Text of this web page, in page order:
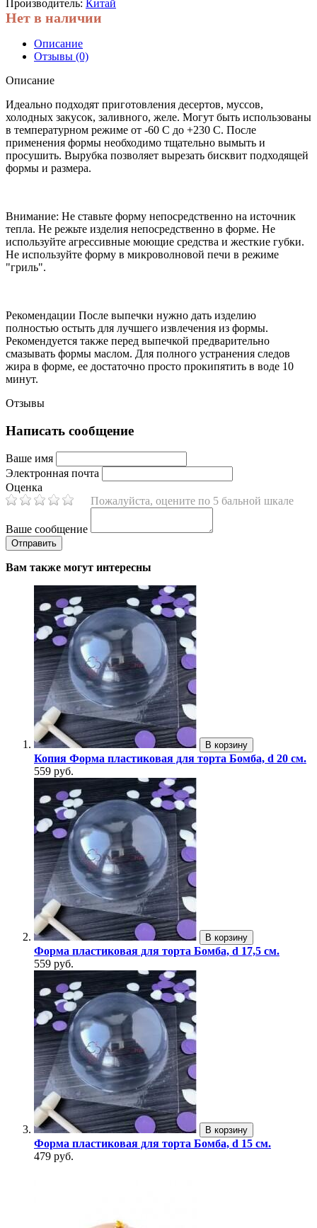
Производитель: Китай
Нет в наличии
Описание
Отзывы (0)
Описание
Идеально подходят приготовления десертов, муссов,
холодных закусок, заливного, желе. Могут быть использованы
в температурном режиме от -60 С до +230 С. После
применения формы необходимо тщательно вымыть и
просушить. Вырубка позволяет вырезать бисквит подходящей
формы и размера.
Внимание: Не ставьте форму непосредственно на источник
тепла. Не режьте изделия непосредственно в форме. Не
используйте агрессивные моющие средства и жесткие губки.
Не используйте форму в микроволновой печи в режиме
"гриль".
Рекомендации После выпечки нужно дать изделию
полностью остыть для лучшего извлечения из формы.
Рекомендуется также перед выпечкой предварительно
смазывать формы маслом. Для полного устранения следов
жира в форме, ее достаточно просто прокипятить в воде 10
минут.
Отзывы
Написать сообщение
Ваше имя
Электронная почта
Оценка
Пожалуйста, оцените по 5 бальной шкале
Ваше сообщение
Вам также могут интересны
В корзину
Копия Форма пластиковая для торта Бомба, d 20 см.
559 руб.
В корзину
Форма пластиковая для торта Бомба, d 17,5 см.
559 руб.
В корзину
Форма пластиковая для торта Бомба, d 15 см.
479 руб.